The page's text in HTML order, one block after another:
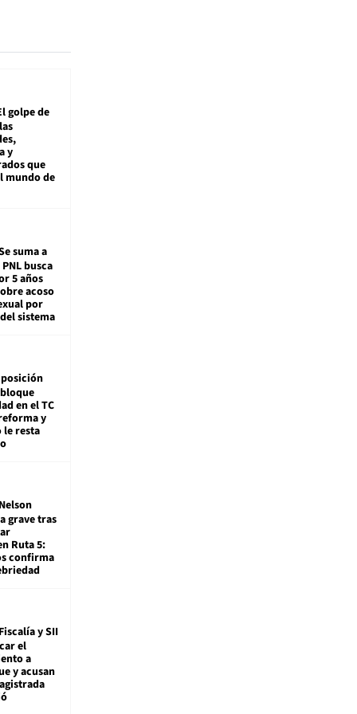
golpe de
y
que
mundo de
suma a
busca
5 años
acoso
por
sistema
en el TC
y
resta
Nelson
grave tras
Ruta 5:
confirma
Fiscalía y SII
el
a
y acusan